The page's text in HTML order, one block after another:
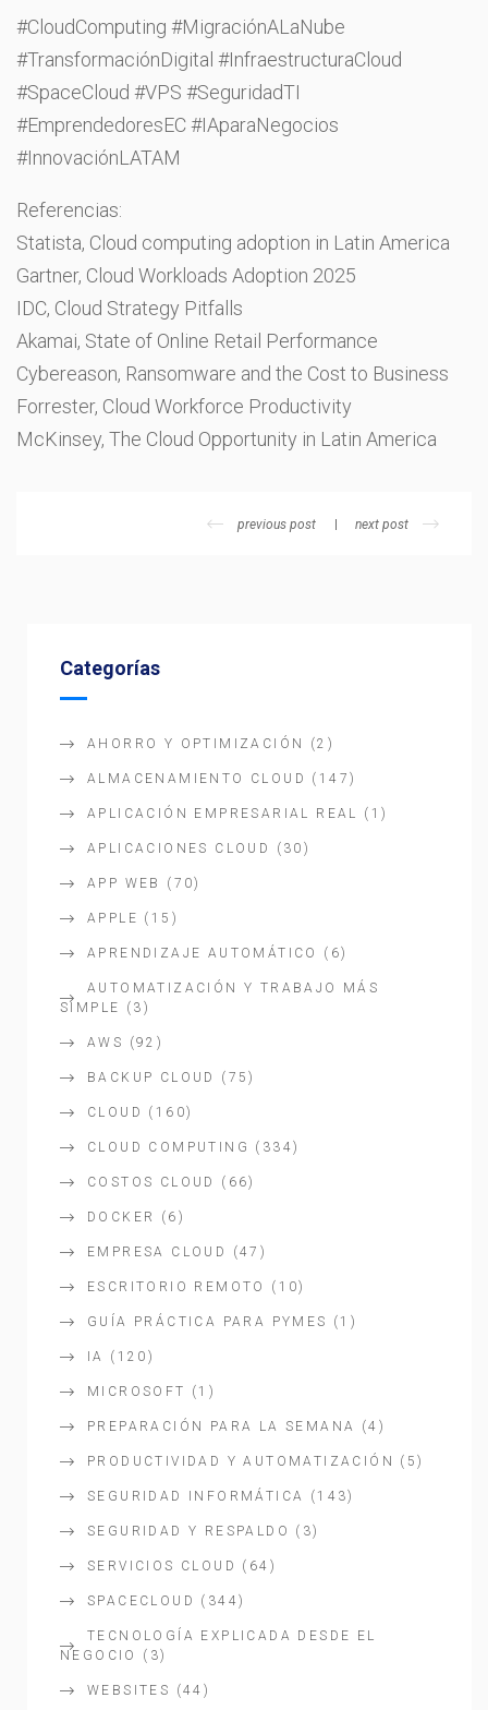
#CloudComputing #MigraciónALaNube
#TransformaciónDigital #InfraestructuraCloud
#SpaceCloud #VPS #SeguridadTI
#EmprendedoresEC #IAparaNegocios
#InnovaciónLATAM
Referencias:
Statista, Cloud computing adoption in Latin America
Gartner, Cloud Workloads Adoption 2025
IDC, Cloud Strategy Pitfalls
Akamai, State of Online Retail Performance
Cybereason, Ransomware and the Cost to Business
Forrester, Cloud Workforce Productivity
McKinsey, The Cloud Opportunity in Latin America
previous post next post
Categorías
AHORRO Y OPTIMIZACIÓN (2)
ALMACENAMIENTO CLOUD (147)
APLICACIÓN EMPRESARIAL REAL (1)
APLICACIONES CLOUD (30)
APP WEB (70)
APPLE (15)
APRENDIZAJE AUTOMÁTICO (6)
AUTOMATIZACIÓN Y TRABAJO MÁS
SIMPLE
(3)
AWS (92)
BACKUP CLOUD (75)
CLOUD (160)
CLOUD COMPUTING (334)
COSTOS CLOUD (66)
DOCKER (6)
EMPRESA CLOUD (47)
ESCRITORIO REMOTO (10)
GUÍA PRÁCTICA PARA PYMES (1)
IA (120)
MICROSOFT (1)
PREPARACIÓN PARA LA SEMANA (4)
PRODUCTIVIDAD Y AUTOMATIZACIÓN (5)
SEGURIDAD INFORMÁTICA (143)
SEGURIDAD Y RESPALDO (3)
SERVICIOS CLOUD (64)
SPACECLOUD (344)
TECNOLOGÍA EXPLICADA DESDE EL
NEGOCIO
(3)
WEBSITES (44)